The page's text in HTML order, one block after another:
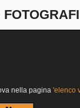
nella pagina 'elenco